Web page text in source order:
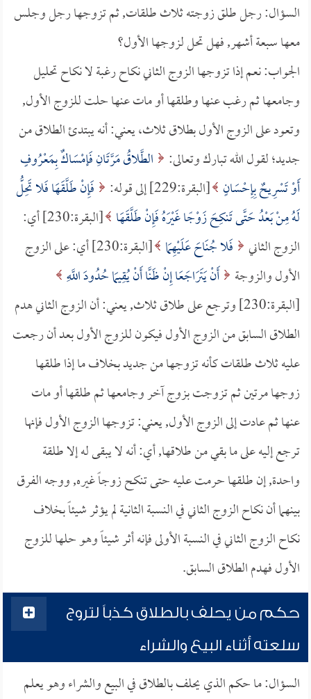
السؤال: رجل طلق زوجته ثلاث طلقات, ثم تزوجها رجل وجلس
معها سبعة أشهر, فهل تحل لزوجها الأول؟
الجواب: نعم إذا تزوجها الزوج الثاني نكاح رغبة لا نكاح تحليل
وجامعها ثم رغب عنها وطلقها أو مات عنها حلت للزوج الأول,
وتعود على الزوج الأول بطلاق ثلاث، يعني: أنه يبتدئ الطلاق من
جديد؛ لقول الله تبارك وتعالى:
الطَّلاقُ مَرَّتَانِ فَإمْسَاكٌ بِمَعْرُوفٍ
أَوْ تَسْرِيحٌ بِإِحْسَانٍ [البقرة:229] إلى قوله:
فَإِنْ طَلَّقَهَا فَلا تَحِلُّ
لَهُ مِنْ بَعْدُ حَتَّى تَنكِحَ زَوْجًا غَيْرَهُ فَإِنْ طَلَّقَهَا
[البقرة:230] أي:
الزوج الثاني فَلا جُنَاحَ عَلَيْهِمَا
[البقرة:230] أي: على الزوج
الأول والزوجة أَنْ يَتَرَاجَعَا إِنْ ظَنَّا أَنْ يُقِيمَا حُدُودَ اللَّهِ
[البقرة:230] وترجع على طلاق ثلاث, يعني: أن الزوج الثاني هدم
الطلاق السابق من الزوج الأول فيكون للزوج الأول بعد أن رجعت
عليه ثلاث طلقات كأنه تزوجها من جديد بخلاف ما إذا طلقها
زوجها مرتين ثم تزوجت بزوج آخر وجامعها ثم طلقها أو مات
عنها ثم عادت إلى الزوج الأول, يعني: تزوجها الزوج الأول فإنها
ترجع إليه على ما بقي من طلاقها, أي: أنه لا يبقى له إلا طلقة
واحدة, إن طلقها حرمت عليه حتى تنكح زوجاً غيره, ووجه الفرق
بينهما أن نكاح الزوج الثاني في النسبة الثانية لم يؤثر شيئاً بخلاف
نكاح الزوج الثاني في النسبة الأولى فإنه أثر شيئاً وهو حلها للزوج
الأول فهدم الطلاق السابق.
حكم من يحلف بالطلاق كذباً لتروج
سلعته أثناء البيع والشراء
السؤال: ما حكم الذي يحلف بالطلاق في البيع والشراء وهو يعلم